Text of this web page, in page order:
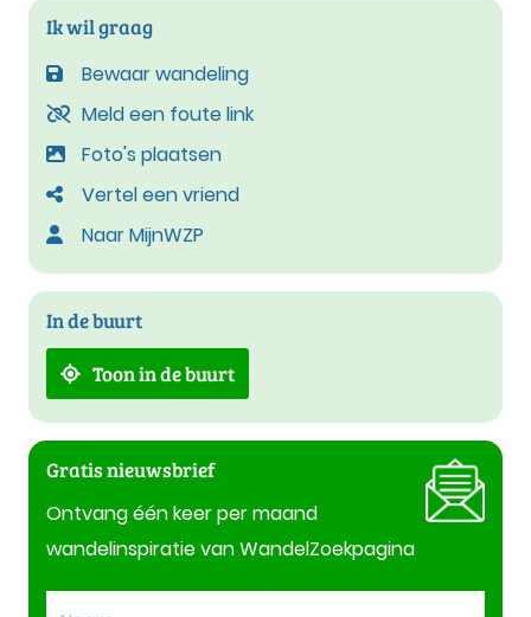
Ik wil graag
Bewaar wandeling
Meld een foute link
Foto's plaatsen
Vertel een vriend
Naar MijnWZP
In de buurt
Toon in de buurt
Gratis nieuwsbrief
Ontvang één keer per maand
wandelinspiratie van WandelZoekpagina